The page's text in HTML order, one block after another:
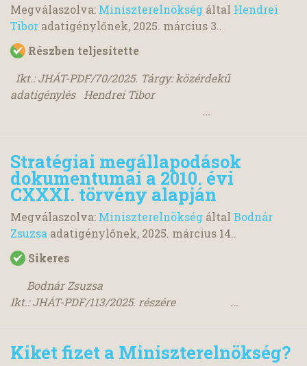
Megválaszolva: Miniszterelnökség által Hendrei
Tibor adatigénylőnek, 2025. március 3..
Részben teljesítette
Ikt.: JHÁT-PDF/70/2025. Tárgy: közérdekű
adatigénylés Hendrei Tibor
...
Stratégiai megállapodások
dokumentumai a 2010. évi
CXXXI. törvény alapján
Megválaszolva: Miniszterelnökség által Bodnár
Zsuzsa adatigénylőnek, 2025. március 14..
Sikeres
Bodnár Zsuzsa
Ikt.: JHÁT-PDF/113/2025. részére ...
Kiket fizet a Miniszterelnökség?